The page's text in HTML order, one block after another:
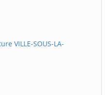
VILLE-SOUS-LA-